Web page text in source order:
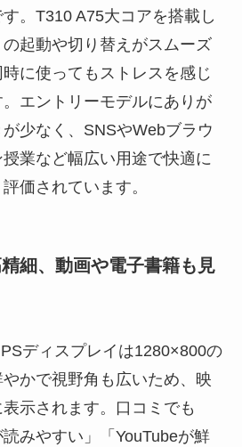
。T310 A75大コアを搭載し
起動や切り替えがスムーズ
に使ってもストレスを感じ
エントリーモデルにありが
少なく、SNSやWebブラウ
業など幅広い用途で快適に
価されています。
細、動画や電子書籍も見
ディスプレイは1280×800の
かで視野角も広いため、映
示されます。口コミでも
読みやすい」「YouTubeが鮮